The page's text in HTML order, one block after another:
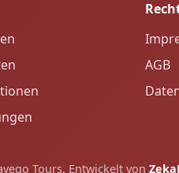
AGB
Tours. Entwickelt von